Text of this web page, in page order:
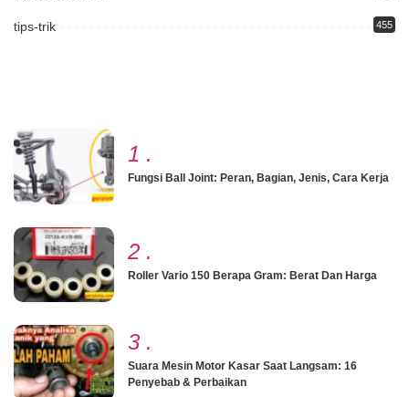
tips-trik 455
1 .
Fungsi Ball Joint: Peran, Bagian, Jenis, Cara Kerja
2 .
Roller Vario 150 Berapa Gram: Berat Dan Harga
3 .
Suara Mesin Motor Kasar Saat Langsam: 16
Penyebab & Perbaikan